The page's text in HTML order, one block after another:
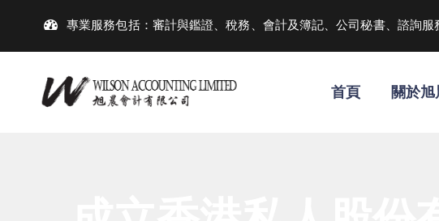
專業服務包括：審計與鑑證、稅務、會計及簿記、公司秘書、諮詢服
首頁 關於旭